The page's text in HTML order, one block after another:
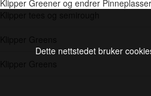
Klipper Greener og endrer
Dette nettstedet bruker